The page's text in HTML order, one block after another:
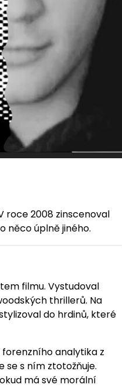
roce 2008 zinscenoval
něco úplně jiného.
filmu. Vystudoval
thrillerů. Na
do hrdinů, které
analytika z
se s ním ztotožňuje.
má své morální